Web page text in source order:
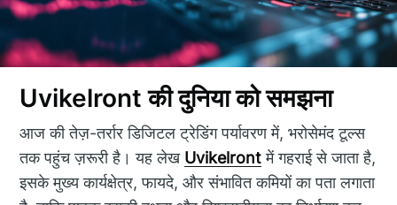
Uvikelront की दुनिया को समझना
आज की तेज़-तर्रार डिजिटल ट्रेडिंग पर्यावरण में, भरोसेमंद टूल्स
तक पहुंच ज़रूरी है। यह लेख Uvikelrontमें गहराई से जाता है,
इसके मुख्य कार्यक्षेत्र, फायदे, और संभावित कमियों का पता लगाता